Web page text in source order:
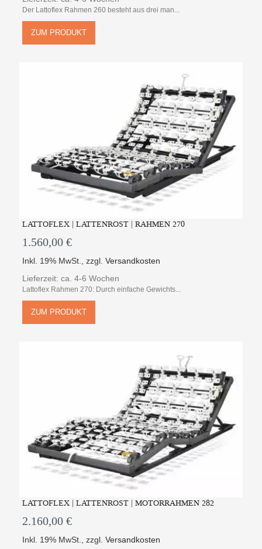
Der Lattoflex Rahmen 260 besteht aus drei man...
ZUM PRODUKT
LATTOFLEX | LATTENROST | RAHMEN 270
1.560,00 €
Inkl. 19% MwSt. ,zzgl.Versandkosten
Lieferzeit: ca. 4-6 Wochen
Lattoflex Rahmen 270: Durch einfache Gewichts...
ZUM PRODUKT
LATTOFLEX | LATTENROST | MOTORRAHMEN 282
2.160,00 €
Inkl. 19% MwSt.,zzgl.Versandkosten